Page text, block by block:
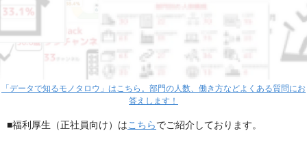
「データで知るモノタロウ」はこちら。部門の人数、働き方などよくある質問にお
答えします！
■福利厚生（正社員向け）はこちらでご紹介しております。